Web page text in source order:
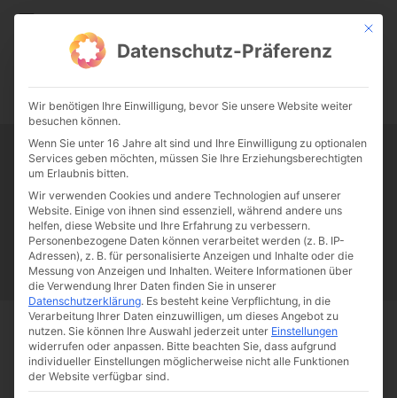
CATHWALK.DE
0:00 -:--
Tag:DDR
Papst Franziskus Ehe Sex Liebe Familie
Katholizismus
Franziskus
50 Jahre Humanae vitae Katholische Kirche
Start Schlagworte DDR
Mit
Datenschutz-Präferenz
Wir benötigen Ihre Einwilligung, bevor Sie unsere Website weiter
besuchen können.
Wenn Sie unter 16 Jahre alt sind und Ihre Einwilligung zu optionalen
Services geben möchten, müssen Sie Ihre Erziehungsberechtigten
um Erlaubnis bitten.
Wir verwenden Cookies und andere Technologien auf unserer
Website. Einige von ihnen sind essenziell, während andere uns
helfen, diese Website und Ihre Erfahrung zu verbessern.
Personenbezogene Daten können verarbeitet werden (z. B. IP-
Adressen), z. B. für personalisierte Anzeigen und Inhalte oder die
Messung von Anzeigen und Inhalten. Weitere Informationen über
die Verwendung Ihrer Daten finden Sie in unserer
Datenschutzerklärung. Es besteht keine Verpflichtung, in die
Verarbeitung Ihrer Daten einzuwilligen, um dieses Angebot zu
nutzen. Sie können Ihre Auswahl jederzeit unter Einstellungen
widerrufen oder anpassen. Bitte beachten Sie, dass aufgrund
individueller Einstellungen möglicherweise nicht alle Funktionen
der Website verfügbar sind.